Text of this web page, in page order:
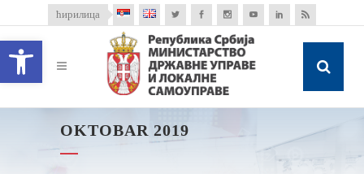
Open toolbar
ћирилица
OKTOBAR 2019